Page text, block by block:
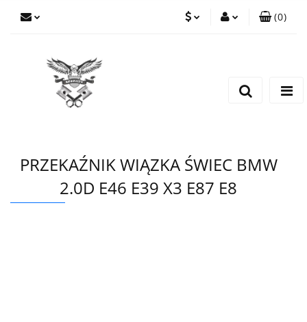
(0)
PRZEKAŹNIK WIĄZKA ŚWIEC BMW
2.0D E46 E39 X3 E87 E8